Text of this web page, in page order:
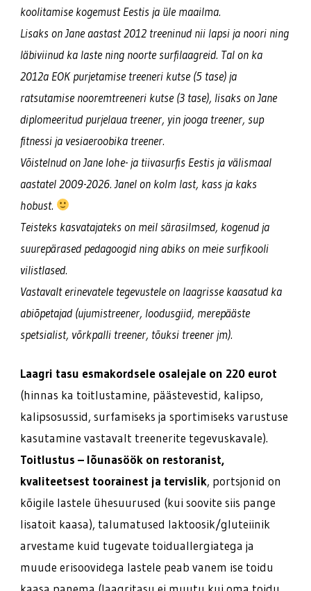
koolitamise kogemust Eestis ja üle maailma.
Lisaks on Jane aastast 2012 treeninud nii lapsi ja noori ning
läbiviinud ka laste ning noorte surfilaagreid. Tal on ka
2012a EOK purjetamise treeneri kutse (5 tase) ja
ratsutamise nooremtreeneri kutse (3 tase), lisaks on Jane
diplomeeritud purjelaua treener, yin jooga treener, sup
fitnessi ja vesiaeroobika treener.
Võistelnud on Jane lohe- ja tiivasurfis Eestis ja välismaal
aastatel 2009-2026. Janel on kolm last, kass ja kaks
hobust.
Teisteks kasvatajateks on meil särasilmsed, kogenud ja
suurepärased pedagoogid ning abiks on meie surfikooli
vilistlased.
Vastavalt erinevatele tegevustele on laagrisse kaasatud ka
abiõpetajad (ujumistreener, loodusgiid, merepääste
spetsialist, võrkpalli treener, tõuksi treener jm).
Laagri tasu esmakordsele osalejale on 220 eurot
(hinnas ka toitlustamine, päästevestid, kalipso,
kalipsosussid, surfamiseks ja sportimiseks varustuse
kasutamine vastavalt treenerite tegevuskavale).
Toitlustus – lõunasöök on restoranist,
kvaliteetsest toorainest ja tervislik, portsjonid on
kõigile lastele ühesuurused (kui soovite siis pange
lisatoit kaasa), talumatused laktoosik/gluteiinik
arvestame kuid tugevate toiduallergiatega ja
muude erisoovidega lastele peab vanem ise toidu